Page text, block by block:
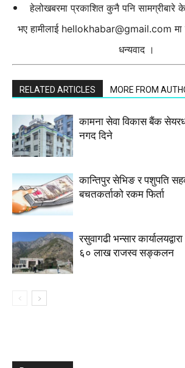
हेलोखबरमा प्रकाशित कुनै पनि सामग्रीबारे
भए हामीलाई hellokhabar@gmail.com
धन्यवाद ।
RELATED ARTICLES MORE FROM
कामना सेवा विकास बैंक
नगद दिने
कान्तिपुर सेभिङ र पशुपति
बचतकर्ताको रकम फिर्ता
रसुवागढी भन्सार
६० लाख राजस्व सङ्कलन